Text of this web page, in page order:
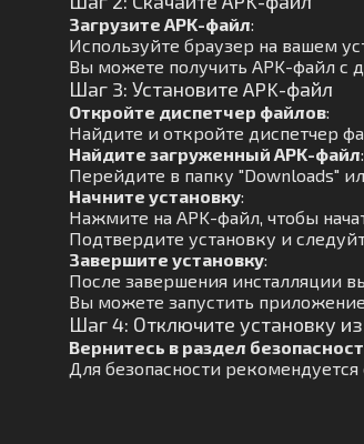
Загрузите APK-файл:
Используйте браузер на вашем
Вы можете получить APK-файл с
Шаг 3: Установите APK-файл
Откройте диспетчер файлов:
Найдите и откройте диспетчер
Найдите загруженный APK-файл:
Перейдите в папку "Downloads"
Начните установку:
Нажмите на APK-файл, чтобы
Подтвердите установку и
Завершите установку:
После завершения инсталляции
Вы можете запустить
Шаг 4: Отключите установку
Вернитесь в раздел
Для безопасности